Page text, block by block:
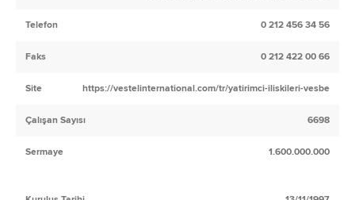
Telefon 0 212 456 34 56
Faks 0 212 422 00 66
Site https://vestelinternational.com/tr/yatirimci-iliskileri-vesbe
Çalışan Sayısı 6698
Sermaye 1.600.000.000